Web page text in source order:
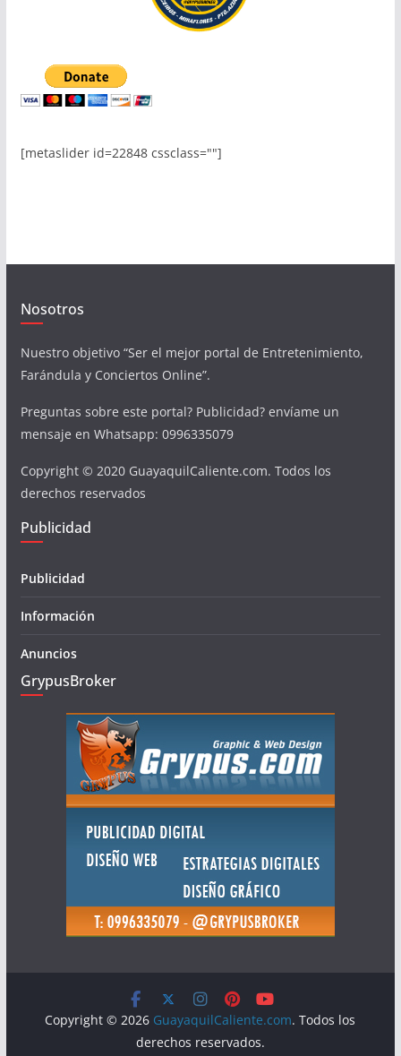
[metaslider id=22848 cssclass=""]
Nosotros
Nuestro objetivo “Ser el mejor portal de Entretenimiento,
Farándula y Conciertos Online”.
Preguntas sobre este portal? Publicidad? envíame un
mensaje en Whatsapp: 0996335079
Copyright © 2020 GuayaquilCaliente.com. Todos los
derechos reservados
Publicidad
Publicidad
Información
Anuncios
GrypusBroker
Copyright © 2026 GuayaquilCaliente.com. Todos los
derechos reservados.